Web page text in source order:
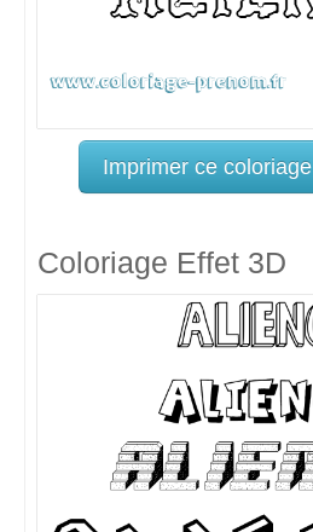
Imprimer ce coloriage
Coloriage Effet 3D